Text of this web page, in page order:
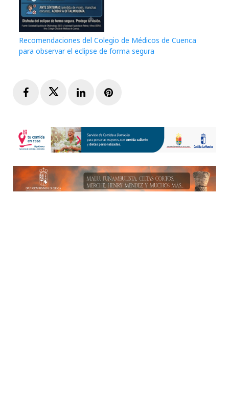
Recomendaciones del Colegio de Médicos de Cuenca
para observar el eclipse de forma segura
FacebookTwitterLinkedInPinterest